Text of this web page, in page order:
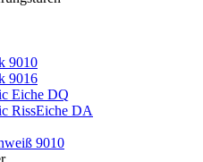
9010
9016
Eiche DQ
RissEiche DA
9010